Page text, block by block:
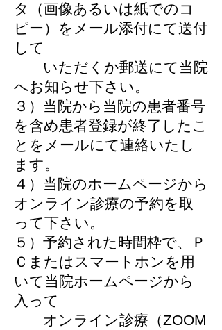
タ（画像あるいは紙でのコ
ピー）をメール添付にて送付
して
いただくか郵送にて当院
へお知らせ下さい。
​３）当院から当院の患者番号
を含め患者登録が終了したこ
とをメールにて連絡いたし
ます。
４）当院のホームページから
オンライン診療の予約を取
って下さい。
５）予約された時間枠で、Ｐ
Ｃまたはスマートホンを用
いて当院ホームページから
入って
オンライン診療（ZOOM